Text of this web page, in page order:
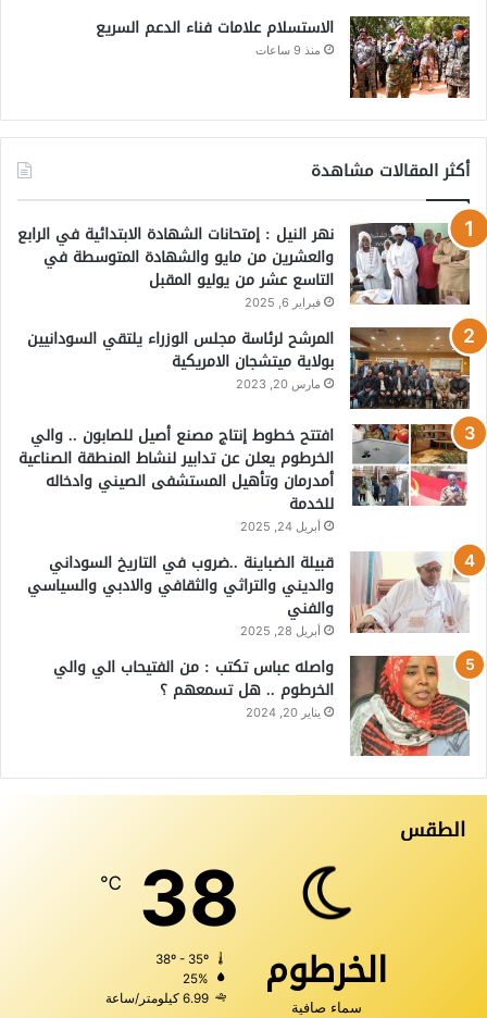
الاستسلام علامات فناء الدعم السريع
منذ 9 ساعات
أكثر المقالات مشاهدة
نهر النيل : إمتحانات الشهادة الابتدائية في الرابع
والعشرين من مايو والشهادة المتوسطة في
التاسع عشر من يوليو المقبل
فبراير 6, 2025
المرشح لرئاسة مجلس الوزراء يلتقي السودانيين
بولاية ميتشجان الامريكية
مارس 20, 2023
افتتح خطوط إنتاج مصنع أصيل للصابون .. والي
الخرطوم يعلن عن تدابير لنشاط المنطقة الصناعية
أمدرمان وتأهيل المستشفى الصيني وادخاله
للخدمة
أبريل 24, 2025
قبيلة الضباينة ..ضروب في التاريخ السوداني
والديني والتراثي والثقافي والادبي والسياسي
والفني
أبريل 28, 2025
واصله عباس تكتب : من الفتيحاب الي والي
الخرطوم .. هل تسمعهم ؟
يناير 20, 2024
الطقس
الخرطوم
سماء صافية
38
℃
25%
6.99 كيلومتر/ساعة